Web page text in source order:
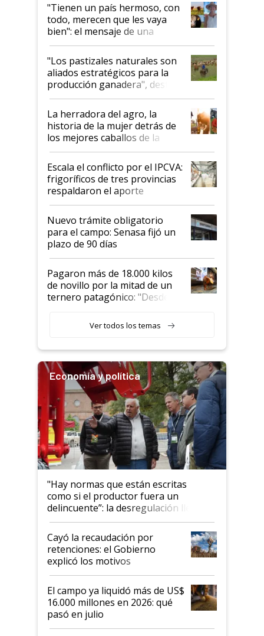
"Tienen un país hermoso, con
todo, merecen que les vaya
bien": el mensaje de una
ganadera uruguaya sobre las
oportunidades que se abren
para el agro en Argentina, con
foco en la carne
"Los pastizales naturales son
aliados estratégicos para la
producción ganadera", destaca
la iniciativa que ya reúne a 46
establecimientos en Argentina
La herradora del agro, la
historia de la mujer detrás de
los mejores caballos de la
Argentina y los mitos que
todavía hacen sufrir a estos
animales: "Mientras me
descalificaban, yo seguí
haciendo currículum"
Escala el conflicto por el IPCVA:
frigoríficos de tres provincias
respaldaron el aporte
obligatorio
Nuevo trámite obligatorio
para el campo: Senasa fijó un
plazo de 90 días
Pagaron más de 18.000 kilos
de novillo por la mitad de un
ternero patagónico: "Desde
llamar la atención"
Ver todos los temas
Economía y política
"Hay normas que están escritas
como si el productor fuera un
delincuente”: la desregulación llegó
al Congreso Aapresid y hasta se
habló del financiamiento al IPCVA
Cayó la recaudación por
retenciones: el Gobierno
explicó los motivos
El campo ya liquidó más de US$
16.000 millones en 2026: qué
pasó en julio